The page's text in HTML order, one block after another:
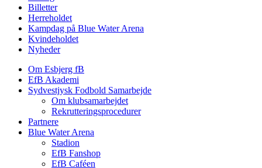
Billetter
Herreholdet
Kampdag på Blue Water Arena
Kvindeholdet
Nyheder
Om Esbjerg fB
EfB Akademi
Sydvestjysk Fodbold Samarbejde
Om klubsamarbejdet
Rekrutteringsprocedurer
Partnere
Blue Water Arena
Stadion
EfB Fanshop
EfB Caféen